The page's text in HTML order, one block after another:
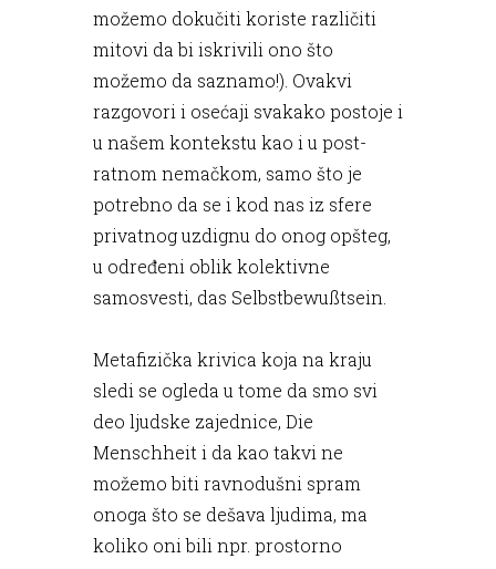
možemo dokučiti koriste različiti
mitovi da bi iskrivili ono što
možemo da saznamo!). Ovakvi
razgovori i osećaji svakako postoje i
u našem kontekstu kao i u post-
ratnom nemačkom, samo što je
potrebno da se i kod nas iz sfere
privatnog uzdignu do onog opšteg,
u određeni oblik kolektivne
samosvesti, das Selbstbewußtsein.
Metafizička krivica koja na kraju
sledi se ogleda u tome da smo svi
deo ljudske zajednice, Die
Menschheit i da kao takvi ne
možemo biti ravnodušni spram
onoga što se dešava ljudima, ma
koliko oni bili npr. prostorno